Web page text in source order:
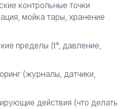
контрольные точки
мойка тары, хранение
пределы (t°, давление,
(журналы, датчики,
действия (что делать